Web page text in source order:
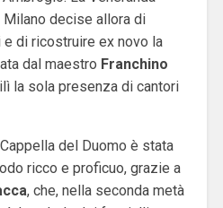
decise allora di
di ricostruire ex novo la
dal maestro Franchino
la sola presenza di cantori
del Duomo è stata
ricco e proficuo, grazie a
, che, nella seconda metà